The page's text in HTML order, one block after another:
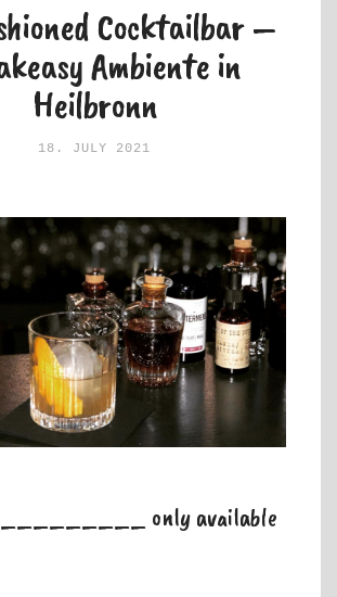
Cocktailbar –
Ambiente in
Heilbronn
18. JULY 2021
only available